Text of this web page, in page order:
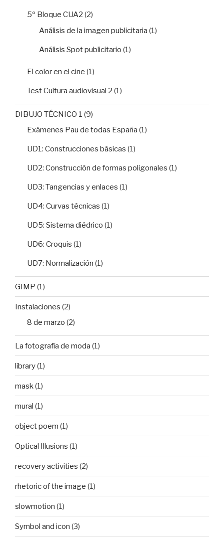
5º Bloque CUA2 (2)
Análisis de la imagen publicitaria (1)
Análisis Spot publicitario (1)
El color en el cine (1)
Test Cultura audiovisual 2 (1)
DIBUJO TÉCNICO 1 (9)
Exámenes Pau de todas España (1)
UD1: Construcciones básicas (1)
UD2: Construcción de formas poligonales (1)
UD3: Tangencias y enlaces (1)
UD4: Curvas técnicas (1)
UD5: Sistema diédrico (1)
UD6: Croquis (1)
UD7: Normalización (1)
GIMP (1)
Instalaciones (2)
8 de marzo (2)
La fotografía de moda (1)
library(1)
mask(1)
mural (1)
object poem (1)
Optical Illusions (1)
recovery activities (2)
rhetoric of the image (1)
slowmotion (1)
Symbol and icon (3)